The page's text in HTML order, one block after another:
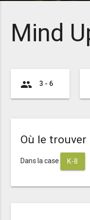
Mind
group 3 - 6
Où le trouver
Dans la case K-8